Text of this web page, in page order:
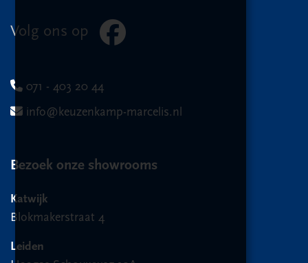
Volg ons op
071 - 403 20 44
info@keuzenkamp-marcelis.nl
Bezoek onze showrooms
Katwijk
Blokmakerstraat 4
Leiden